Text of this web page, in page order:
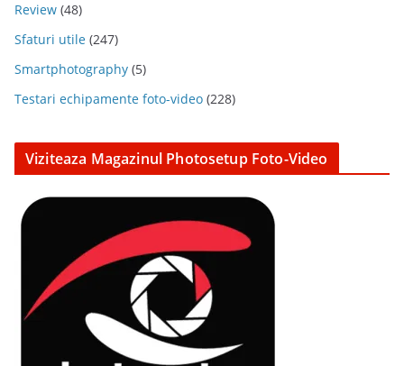
Review (48)
Sfaturi utile (247)
Smartphotography (5)
Testari echipamente foto-video (228)
Viziteaza Magazinul Photosetup Foto-Video